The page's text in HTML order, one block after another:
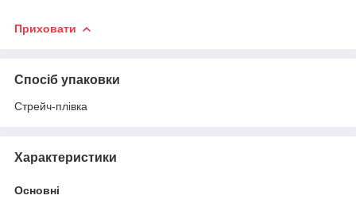
Приховати
Спосіб упаковки
Стрейч-плівка
Характеристики
Основні